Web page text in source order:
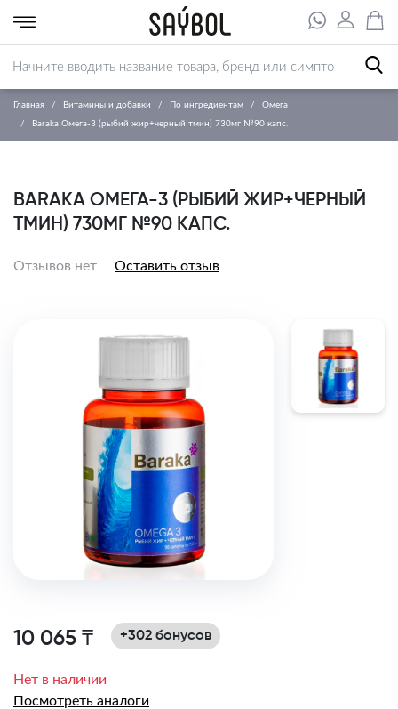
Главная Витамины и добавки По ингредиентам Омега
Baraka Омега-3 (рыбий жир+черный тмин) 730мг №90 капс.
BARAKA ОМЕГА-3 (РЫБИЙ ЖИР+ЧЕРНЫЙ
ТМИН) 730МГ №90 КАПС.
Отзывов нет Оставить отзыв
10 065 ₸ +302 бонусов
Нет в наличии
Посмотреть аналоги